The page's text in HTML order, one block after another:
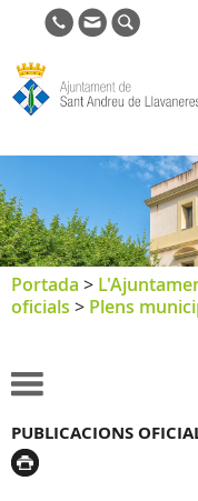
de Sant
Andreu de
Portada >
oficials > Plens
PUBLICACIONS